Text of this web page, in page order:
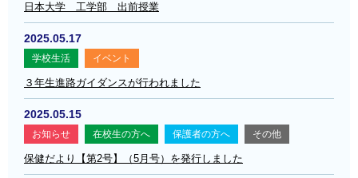
日本大学 工学部 出前授業
2025.05.17
学校生活 イベント
３年生進路ガイダンスが行われました
2025.05.15
お知らせ 在校生の方へ 保護者の方へ その他
保健だより【第2号】（5月号）を発行しました